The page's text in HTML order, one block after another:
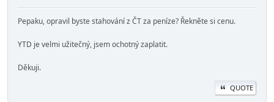
Pepaku, opravil byste stahování z ČT za peníze? Řekněte si cenu.
YTD je velmi užitečný, jsem ochotný zaplatit.
Děkuji.
QUOTE